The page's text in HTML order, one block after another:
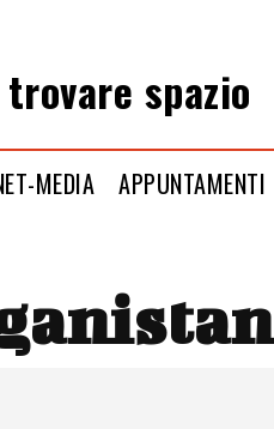
spazio
MEDIA APPUNTAMENTI